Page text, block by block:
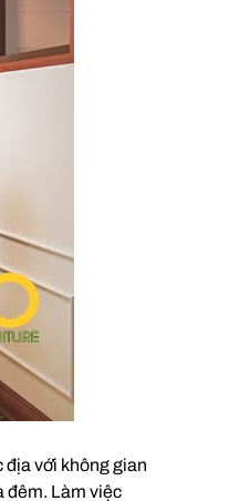
địa với không gian
đêm. Làm việc